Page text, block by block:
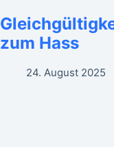
zum Hass
24. August 2025